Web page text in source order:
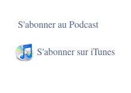
S'abonner au Podcast
S'abonner sur iTunes